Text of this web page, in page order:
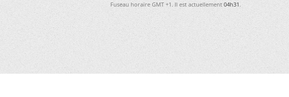
Fuseau horaire GMT +1. Il est actuellement04h31.